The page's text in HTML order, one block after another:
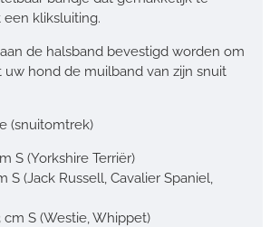
kliksluiting.
de halsband bevestigd worden om
hond de muilband van zijn snuit
(snuitomtrek)
S (Yorkshire Terriër)
S (Jack Russell, Cavalier Spaniel,
cm S (Westie, Whippet)